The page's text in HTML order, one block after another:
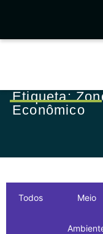
Etiqueta:
Econômico
Todos Meio